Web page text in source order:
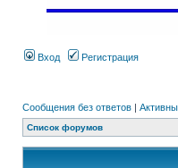
Вход Регистрация
Сообщения без ответов |
Список форумов